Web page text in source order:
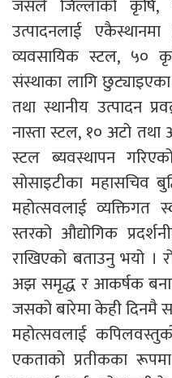
जसले जिल्लाको कृषि,
उत्पादनलाई
व्यवसायिक स्टल, ५०
संस्थाका लागि
तथा स्थानीय उत्पादन
नास्ता स्टल, १० अटो
स्टल ब्यवस्थापन
सोसाइटीका महासचिव
महोत्सवलाई व्यक्तिगत
स्तरको औद्योगिक
राखिएको बताउनु भयो ।
अझ समृद्ध र आकर्षक
जसको बारेमा केही दिनमै
महोत्सवलाई
एकताको प्रतीकका